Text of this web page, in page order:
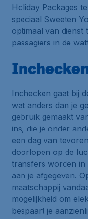
Holiday Packages
speciaal Sweeten
optimaal van dienst
passagiers in de
Inchecken gaat bij
wat anders dan je
gebruik gemaakt
ins, die je onder
een dag van
doorlopen op de
transfers worden in
aan je afgegeven.
maatschappij
mogelijkheid om
bespaart je